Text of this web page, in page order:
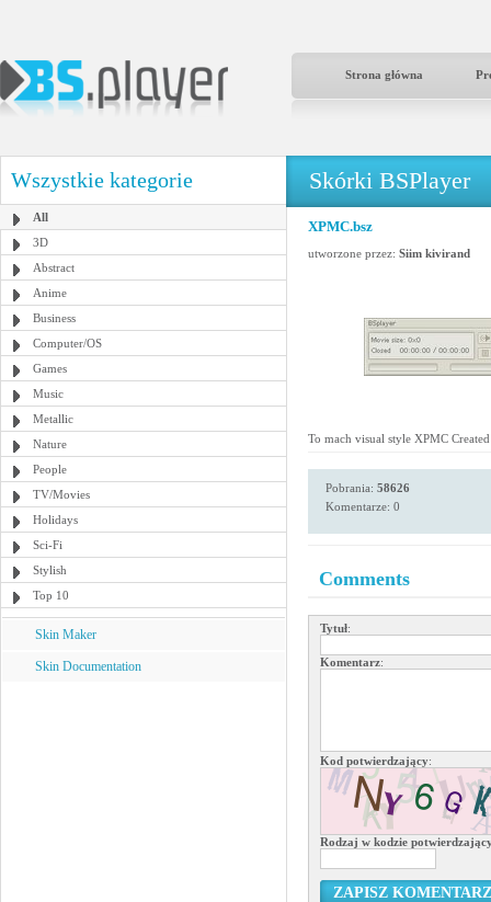
Strona główna
Wszystkie kategorie
All
3D
Abstract
Anime
Business
Computer/OS
Games
Music
Metallic
Nature
People
TV/Movies
Holidays
Sci-Fi
Stylish
Top 10
Skin Maker
Skin Documentation
Skórki BSPlayer
XPMC.bsz
utworzone przez: Siim kivirand
To mach visual style XPMC
Pobrania: 58626
Komentarze: 0
Comments
Tytuł:
Komentarz:
Kod potwierdzający:
Rodzaj w kodzie
ZAPISZ KOMENTARZ